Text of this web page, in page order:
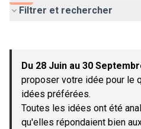
Filtrer et rechercher
−
Du 28 Juin au 30
proposer votre idée pour le
idées préférées.
Toutes les idées ont été
qu'elles répondaient bien